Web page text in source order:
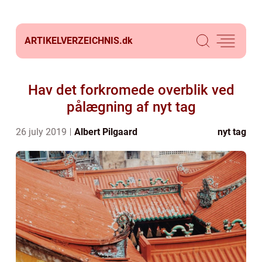
ARTIKELVERZEICHNIS.dk
Hav det forkromede overblik ved
pålægning af nyt tag
26 july 2019 Albert Pilgaard nyt tag